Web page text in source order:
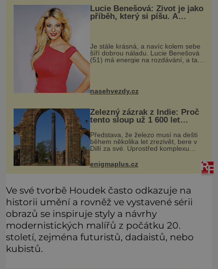
Lucie Benešová: Život je jako
příběh, který si píšu. A
Je stále krásná, a navíc kolem sebe
šíří dobrou náladu. Lucie Benešová
(51) má energie na rozdávání, a tak
se kromě hraní věnuje i své velké
nasehvezdy.cz
Železný zázrak z Indie: Proč
tento sloup už 1 600 let
nezná rez?
Představa, že železo musí na dešti
během několika let zrezivět, bere v
Dillí za své. Uprostřed komplexu
Qutb stojí více než sedm metrů
vysoký železný sloup, který už
přibližně 1 600 let odolává počasí
enigmaplus.cz
Ve své tvorbě Houdek často odkazuje na
historii umění a rovněž ve vystavené sérii
obrazů se inspiruje styly a návrhy
modernistických malířů z počátku 20.
století, zejména futuristů, dadaistů, nebo
kubistů.